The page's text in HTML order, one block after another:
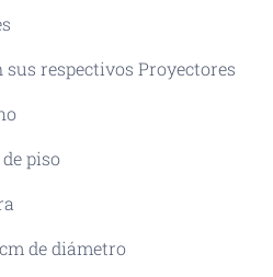
respectivos Proyectores
piso
de diámetro